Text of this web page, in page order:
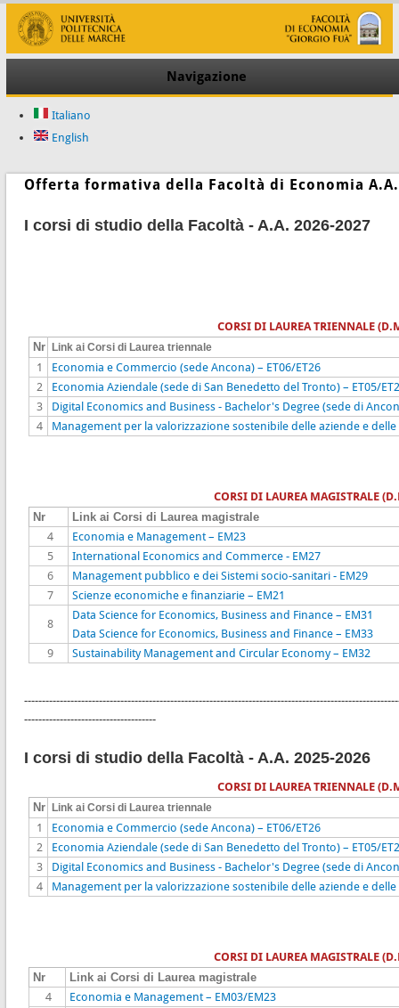
Navigazione
Italiano
English
Offerta formativa della Facoltà di Economia A.A.
I corsi di studio della Facoltà - A.A. 2026-2027
CORSI DI LAUREA TRIENNALE
Nr
Link ai Corsi di Laurea triennale
1
Economia e Commercio (sede Ancona) – ET06/ET26
2
Economia Aziendale (sede di San Benedetto del Tronto) – ET05/
3
Digital Economics and Business - Bachelor's Degree (sede di
4
Management per la valorizzazione sostenibile delle aziende e
CORSI DI LAUREA MAGISTRALE
Nr
Link ai Corsi di Laurea magistrale
4
Economia e Management – EM23
5
International Economics and Commerce - EM27
6
Management pubblico e dei Sistemi socio-sanitari - EM29
7
Scienze economiche e finanziarie – EM21
8
Data Science for Economics, Business and Finance – EM31
Data Science for Economics, Business and Finance – EM33
9
Sustainability Management and Circular Economy – EM32
-------------------------------------
I corsi di studio della Facoltà - A.A. 2025-2026
CORSI DI LAUREA TRIENNALE
Nr
Link ai Corsi di Laurea triennale
1
Economia e Commercio (sede Ancona) – ET06/ET26
2
Economia Aziendale (sede di San Benedetto del Tronto) – ET05/
3
Digital Economics and Business - Bachelor's Degree (sede di
4
Management per la valorizzazione sostenibile delle aziende e
CORSI DI LAUREA MAGISTRALE
Nr
Link ai Corsi di Laurea magistrale
4
Economia e Management – EM03/EM23